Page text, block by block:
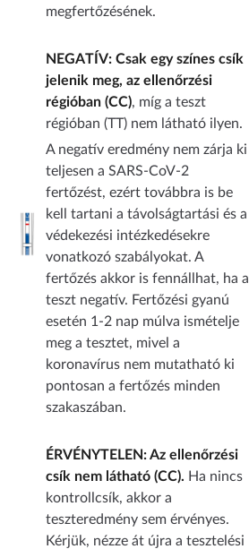
megfertőzésének.
NEGATÍV: Csak egy színes csík
jelenik meg, az ellenőrzési
régióban (CC), míg a teszt
régióban (TT) nem látható ilyen.
A negatív eredmény nem zárja ki
teljesen a SARS-CoV-2
fertőzést, ezért továbbra is be
kell tartani a távolságtartási és a
védekezési intézkedésekre
vonatkozó szabályokat. A
fertőzés akkor is fennállhat, ha a
teszt negatív. Fertőzési gyanú
esetén 1-2 nap múlva ismételje
meg a tesztet, mivel a
koronavírus nem mutatható ki
pontosan a fertőzés minden
szakaszában.
ÉRVÉNYTELEN: Az ellenőrzési
csík nem látható (CC). Ha nincs
kontrollcsík, akkor a
teszteredmény sem érvényes.
Kérjük, nézze át újra a tesztelési